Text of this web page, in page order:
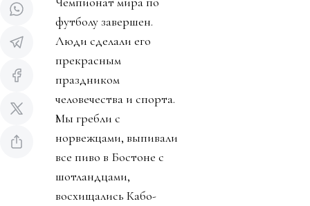
футболу завершен.
Люди сделали его
прекрасным
праздником
человечества и спорта.
Мы гребли с
норвежцами, выпивали
все пиво в Бостоне с
шотландцами,
восхищались Кабо-